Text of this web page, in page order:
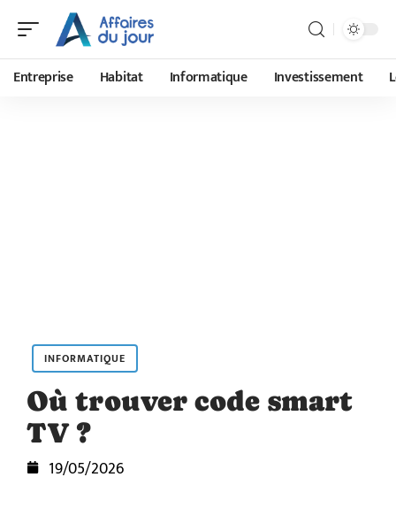
Entreprise Habitat Informatique Investissement
INFORMATIQUE
Où trouver code smart
TV ?
19/05/2026